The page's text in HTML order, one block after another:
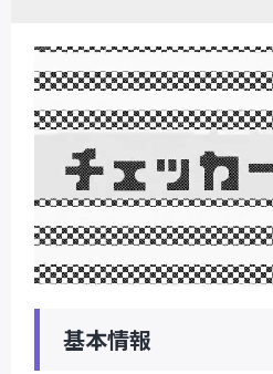
基本情報